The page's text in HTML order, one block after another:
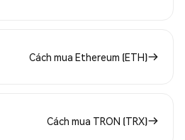
Cách mua Ethereum (ETH)
Cách mua TRON (TRX)